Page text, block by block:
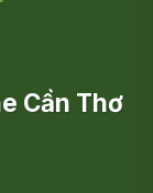
Cần Thơ